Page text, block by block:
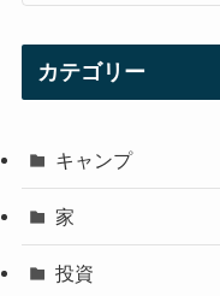
カテゴリー
キャンプ
家
投資